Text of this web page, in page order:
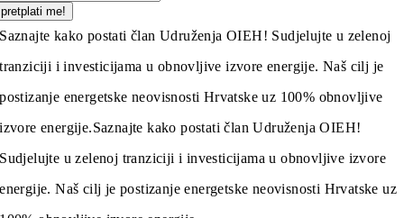
pretplati me!
Saznajte kako postati član Udruženja OIEH! Sudjelujte u zelenoj
tranziciji i investicijama u obnovljive izvore energije. Naš cilj je
postizanje energetske neovisnosti Hrvatske uz 100% obnovljive
izvore energije.Saznajte kako postati član Udruženja OIEH!
Sudjelujte u zelenoj tranziciji i investicijama u obnovljive izvore
energije. Naš cilj je postizanje energetske neovisnosti Hrvatske uz